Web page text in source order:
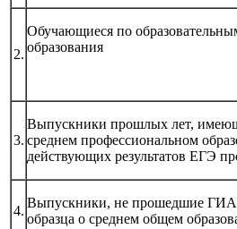
2.
Обучающиеся по
образования
3.
Выпускники прошлых лет,
среднем профессиональном
действующих результатов ЕГЭ
4.
Выпускники, не прошедшие ГИА
образца о среднем общем